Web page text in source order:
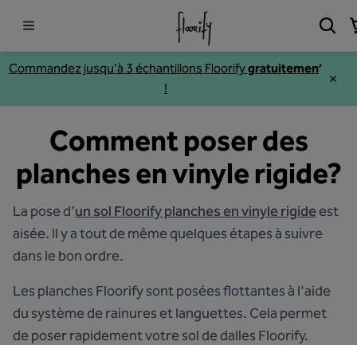
Commandez jusqu'à 3 échantillons Floorifygratuitement
!
Comment poser des
planches en vinyle rigide?
La pose d'un sol Floorify planches en vinyle rigideest
aisée. Il y a tout de même quelques étapes à suivre
dans le bon ordre.
Les planches Floorify sont posées flottantes à l'aide
du système de rainures et languettes. Cela permet
de poser rapidement votre sol de dalles Floorify.